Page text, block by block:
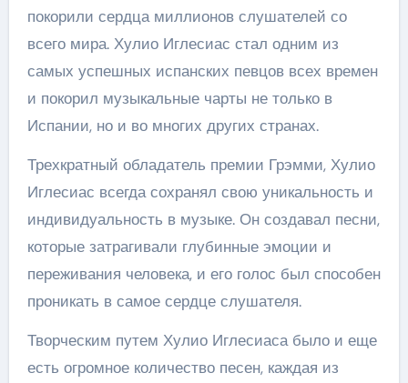
покорили сердца миллионов слушателей со
всего мира. Хулио Иглесиас стал одним из
самых успешных испанских певцов всех времен
и покорил музыкальные чарты не только в
Испании, но и во многих других странах.
Трехкратный обладатель премии Грэмми, Хулио
Иглесиас всегда сохранял свою уникальность и
индивидуальность в музыке. Он создавал песни,
которые затрагивали глубинные эмоции и
переживания человека, и его голос был способен
проникать в самое сердце слушателя.
Творческим путем Хулио Иглесиаса было и еще
есть огромное количество песен, каждая из